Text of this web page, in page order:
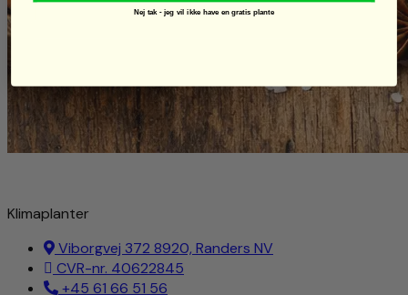
Klimaplanter
Viborgvej 372 8920, Randers NV
CVR-nr. 40622845
+45 61 66 51 56
Nej tak - jeg vil ikke have en gratis plante